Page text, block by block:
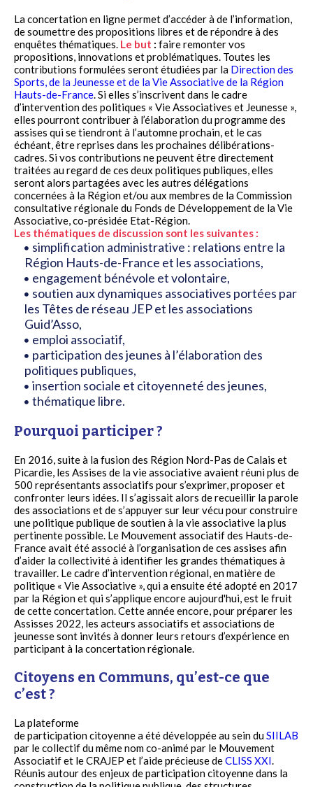
La concertation en ligne permet d’accéder à de l’information,
de soumettre des propositions libres et de répondre à des
enquêtes thématiques. Le but : faire remonter vos
propositions, innovations et problématiques. Toutes les
contributions formulées seront étudiées par la Direction des
Sports, de la Jeunesse et de la Vie Associative de la Région
Hauts-de-France. Si elles s’inscrivent dans le cadre
d’intervention des politiques « Vie Associatives et Jeunesse »,
elles pourront contribuer à l’élaboration du programme des
assises qui se tiendront à l’automne prochain, et le cas
échéant, être reprises dans les prochaines délibérations-
cadres. Si vos contributions ne peuvent être directement
traitées au regard de ces deux politiques publiques, elles
seront alors partagées avec les autres délégations
concernées à la Région et/ou aux membres de la Commission
consultative régionale du Fonds de Développement de la Vie
Associative, co-présidée Etat-Région.
Les thématiques de discussion sont les suivantes :
simplification administrative : relations entre la
Région Hauts-de-France et les associations,
engagement bénévole et volontaire,
soutien aux dynamiques associatives portées par
les Têtes de réseau JEP et les associations
Guid’Asso,
emploi associatif,
participation des jeunes à l’élaboration des
politiques publiques,
insertion sociale et citoyenneté des jeunes,
thématique libre.
Pourquoi participer ?
En 2016, suite à la fusion des Région Nord-Pas de Calais et
Picardie, les Assises de la vie associative avaient réuni plus de
500 représentants associatifs pour s’exprimer, proposer et
confronter leurs idées. Il s’agissait alors de recueillir la parole
des associations et de s’appuyer sur leur vécu pour construire
une politique publique de soutien à la vie associative la plus
pertinente possible. Le Mouvement associatif des Hauts-de-
France avait été associé à l’organisation de ces assises afin
d’aider la collectivité à identifier les grandes thématiques à
travailler. Le cadre d’intervention régional, en matière de
politique « Vie Associative », qui a ensuite été adopté en 2017
par la Région et qui s’applique encore aujourd'hui, est le fruit
de cette concertation. Cette année encore, pour préparer les
Assisses 2022, les acteurs associatifs et associations de
jeunesse sont invités à donner leurs retours d’expérience en
participant à la concertation régionale.
Citoyens en Communs, qu’est-ce que
c’est ?
La plateforme
de participation citoyenne a été développée au sein duSIILAB
par le collectif du même nom co-animé par le Mouvement
Associatif et le CRAJEP et l’aide précieuse deCLISS XXI.
Réunis autour des enjeux de participation citoyenne dans la